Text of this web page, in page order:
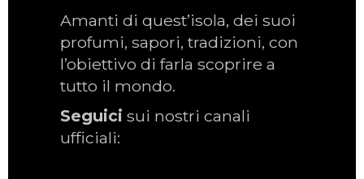
Amanti di quest’isola, dei suoi
profumi, sapori, tradizioni, con
l’obiettivo di farla scoprire a
tutto il mondo.
Seguici sui nostri canali
ufficiali: